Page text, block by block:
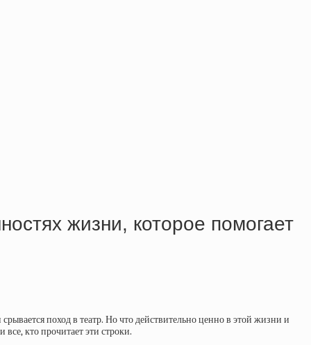
жизни, которое помогает
поход в театр. Но что действительно ценно в этой жизни и
кто прочитает эти строки.